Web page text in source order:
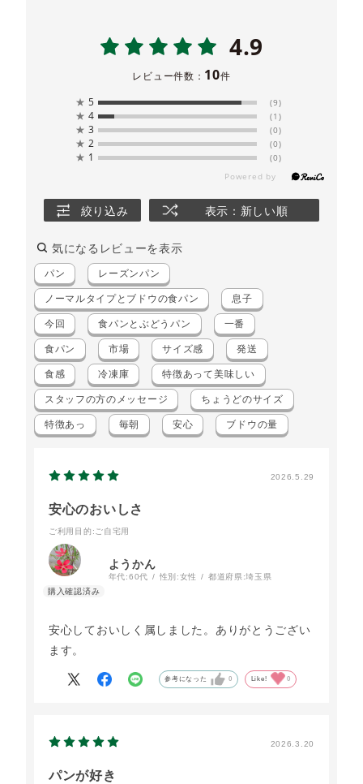
4.9
レビュー件数： 10件
★ 5 (9)
★ 4 (1)
★ 3 (0)
★ 2 (0)
★ 1 (0)
絞り込み 表示：新しい順
気になるレビューを表示
パン レーズンパン
ノーマルタイプとブドウの食パン 息子
今回 食パンとぶどうパン 一番
食パン 市場 サイズ感 発送
食感 冷凍庫 特徴あって美味しい
スタッフの方のメッセージ ちょうどのサイズ
特徴あっ 毎朝 安心 ブドウの量
2026.5.29
安心のおいしさ
ご利用目的 :ご自宅用
ようかん
年代:60代 性別:女性 都道府県:埼玉県
安心しておいしく属しました。ありがとうござい
ます。
参考になった 0 Like! 0
2026.3.20
パンが好き